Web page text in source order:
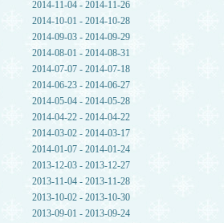
2014-11-04 - 2014-11-26
2014-10-01 - 2014-10-28
2014-09-03 - 2014-09-29
2014-08-01 - 2014-08-31
2014-07-07 - 2014-07-18
2014-06-23 - 2014-06-27
2014-05-04 - 2014-05-28
2014-04-22 - 2014-04-22
2014-03-02 - 2014-03-17
2014-01-07 - 2014-01-24
2013-12-03 - 2013-12-27
2013-11-04 - 2013-11-28
2013-10-02 - 2013-10-30
2013-09-01 - 2013-09-24